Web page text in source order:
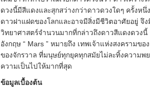
ดวงนี้มีสีแดงและสุกสว่างกว่าดาวดวงใดๆ ครั้งหนึ่
ดาวฝาแฝดของโลกและอาจมีสิ่งมีชีวิตอาศัยอยู่ จึง
วิทยาศาสตร์จำนวนมากที่กล่าวถึงดาวสีแดงดวง
อังกฤษ “ Mars ” หมายถึง เทพเจ้าแห่งสงครามข
ของจักรวาล ที่มนุษย์ทุกยุคทุกสมัยไม่ละทิ้งความพ
ความเป็นไปให้มากที่สุด
ข้อมูลเบื้องต้น